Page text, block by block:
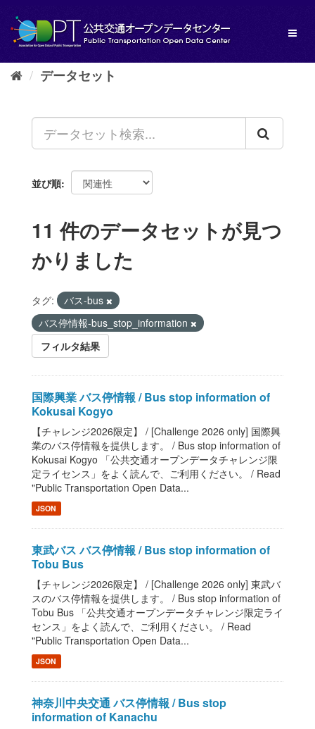
し
データセット
並び順
11 件のデータセットが見つ
かりました
タグ:
バス-bus
バス停情報-bus_stop_information
フィルタ結果
国際興業 バス停情報 / Bus stop information of
Kokusai Kogyo
【チャレンジ2026限定】 / [Challenge 2026 only] 国際興
業のバス停情報を提供します。 / Bus stop information of
Kokusai Kogyo 「公共交通オープンデータチャレンジ限
定ライセンス」をよく読んで、ご利用ください。 / Read
"Public Transportation Open Data...
JSON
東武バス バス停情報 / Bus stop information of
Tobu Bus
【チャレンジ2026限定】 / [Challenge 2026 only] 東武バ
スのバス停情報を提供します。 / Bus stop information of
Tobu Bus 「公共交通オープンデータチャレンジ限定ライ
センス」をよく読んで、ご利用ください。 / Read
"Public Transportation Open Data...
JSON
神奈川中央交通 バス停情報 / Bus stop
information of Kanachu